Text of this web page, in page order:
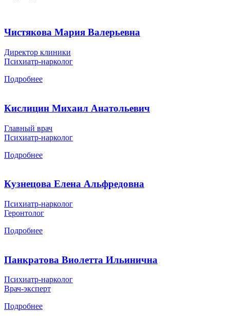
Чистякова Мария Валерьевна
Директор клиники
Психиатр-нарколог
Подробнее
Кислицин Михаил Анатольевич
Главный врач
Психиатр-нарколог
Подробнее
Кузнецова Елена Альфредовна
Психиатр-нарколог
Геронтолог
Подробнее
Панкратова Виолетта Ильинична
Психиатр-нарколог
Врач-эксперт
Подробнее